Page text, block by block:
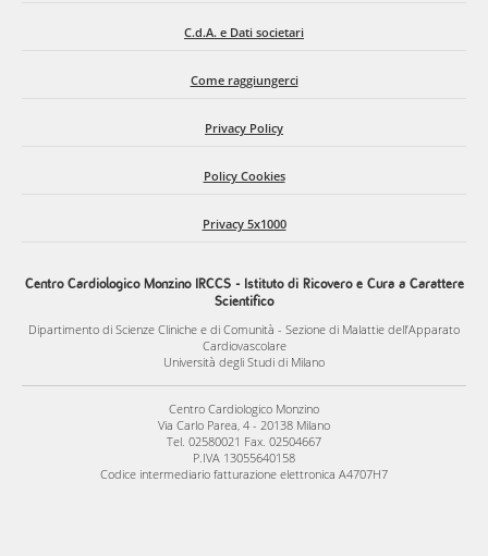
C.d.A. e Dati societari
Come raggiungerci
Privacy Policy
Policy Cookies
Privacy 5x1000
Centro Cardiologico Monzino IRCCS - Istituto di Ricovero e Cura a Carattere
Scientifico
Dipartimento di Scienze Cliniche e di Comunità - Sezione di Malattie dell’Apparato
Cardiovascolare
Università degli Studi di Milano
Centro Cardiologico Monzino
Via Carlo Parea, 4 - 20138 Milano
Tel. 02580021 Fax. 02504667
P.IVA 13055640158
Codice intermediario fatturazione elettronica A4707H7